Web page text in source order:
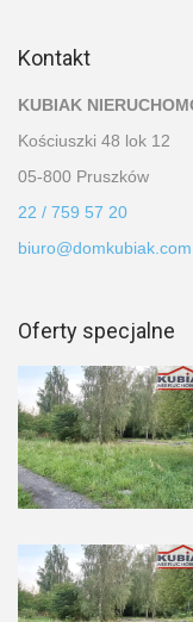
Kontakt
KUBIAK
Kościuszki 48 lok 12
05-800 Pruszków
22 / 759 57 20
Oferty specjalne